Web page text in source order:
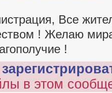
Все
! Желаю
!
в этом